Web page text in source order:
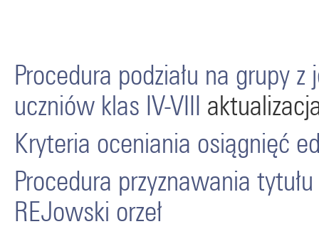
Procedura podziału na grupy
uczniów klas IV-VIII
Kryteria oceniania osiągnięć
Procedura przyznawania
REJowski orzeł